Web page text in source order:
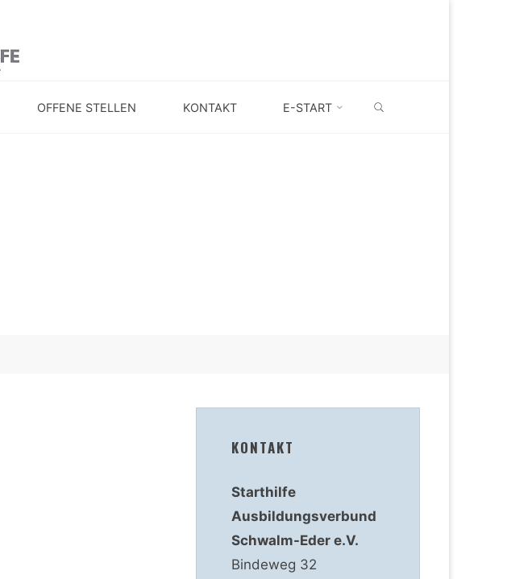
OFFENE STELLEN KONTAKT E-START
KONTAKT
Starthilfe
Ausbildungsverbund
Schwalm-Eder e.V.
Bindeweg 32